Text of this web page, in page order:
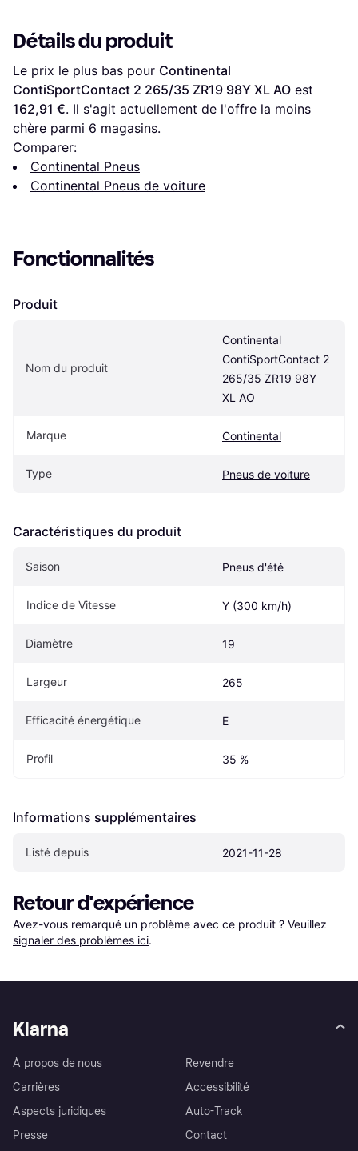
Détails du produit
Le prix le plus bas pour Continental
ContiSportContact 2 265/35 ZR19 98Y XL AO
162,91 €. Il s'agit actuellement de l'offre la moins
chère parmi 6 magasins.
Comparer:
Continental Pneus
Continental Pneus de voiture
Fonctionnalités
Produit
Nom du produit
Continental
ContiSportContact 2
265/35 ZR19 98Y
XL AO
Marque Continental
Type Pneus de voiture
Caractéristiques du produit
Saison Pneus d'été
Indice de Vitesse Y (300 km/h)
Diamètre 19
Largeur 265
Efficacité énergétique E
Profil 35 %
Informations supplémentaires
Listé depuis 2021-11-28
Retour d'expérience
Avez-vous remarqué un problème avec ce produit ? Veuillez
signaler des problèmes ici.
Klarna
À propos de nous
Carrières
Aspects juridiques
Presse
Revendre
Accessibilité
Auto-Track
Contact